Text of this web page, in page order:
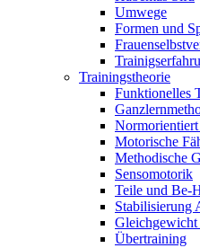
Umwege
Formen und
Trainingstheorie
Funktionelles
Motorische
Methodische
Sensomotorik
Teile und Be-
Stabilisierung
Übertraining